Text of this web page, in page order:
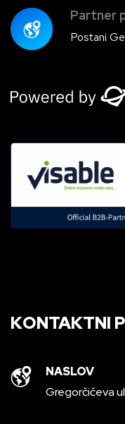
Partner
Postani
KONTAKTNI
NASLOV
Gregorčičeva